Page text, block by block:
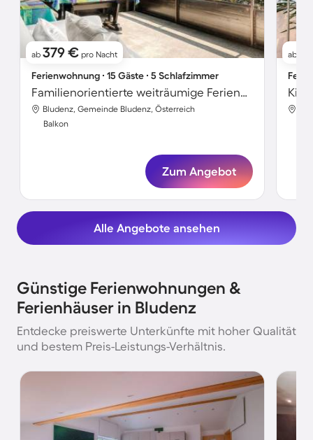
ab 379 € pro Nacht
Ferienwohnung ∙ 15 Gäste ∙ 5 Schlafzimmer
Familienorientierte weiträumige Ferienwohnung mit Garten, Grill und Terrasse
Bludenz, Gemeinde Bludenz, Österreich
Balkon
Zum Angebot
ab
Alle Angebote ansehen
Günstige Ferienwohnungen &
Ferienhäuser in Bludenz
Entdecke preiswerte Unterkünfte mit hoher Qualität
und bestem Preis-Leistungs-Verhältnis.